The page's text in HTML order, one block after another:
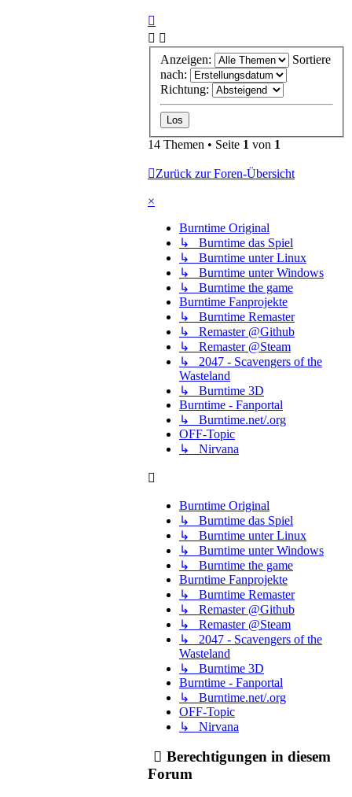
Anzeigen:
Sortiere
nach:
Richtung:
14 Themen • Seite 1 von 1
Zurück zur Foren-Übersicht
×
Burntime Original
↳ Burntime das Spiel
↳ Burntime unter Linux
↳ Burntime unter Windows
↳ Burntime the game
Burntime Fanprojekte
↳ Burntime Remaster
↳ Remaster @Github
↳ Remaster @Steam
↳ 2047 - Scavengers of the
Wasteland
↳ Burntime 3D
Burntime - Fanportal
↳ Burntime.net/.org
OFF-Topic
↳ Nirvana
Burntime Original
↳ Burntime das Spiel
↳ Burntime unter Linux
↳ Burntime unter Windows
↳ Burntime the game
Burntime Fanprojekte
↳ Burntime Remaster
↳ Remaster @Github
↳ Remaster @Steam
↳ 2047 - Scavengers of the
Wasteland
↳ Burntime 3D
Burntime - Fanportal
↳ Burntime.net/.org
OFF-Topic
↳ Nirvana
Berechtigungen in diesem
Forum